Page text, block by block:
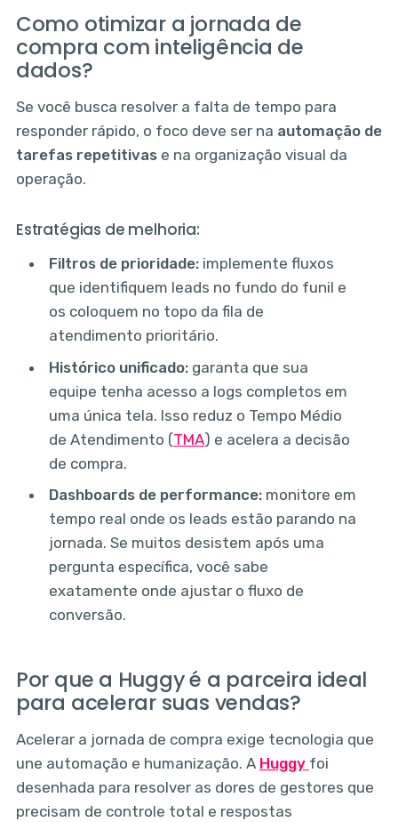
Como otimizar a jornada de
compra com inteligência de
dados?
Se você busca resolver a falta de tempo para
responder rápido, o foco deve ser na automação de
tarefas repetitivase na organização visual da
operação.
Estratégias de melhoria:
Filtros de prioridade: implemente fluxos
que identifiquem leads no fundo do funil e
os coloquem no topo da fila de
atendimento prioritário.
Histórico unificado: garanta que sua
equipe tenha acesso a logs completos em
uma única tela. Isso reduz o Tempo Médio
de Atendimento (TMA) e acelera a decisão
de compra.
Dashboards de performance: monitore em
tempo real onde os leads estão parando na
jornada. Se muitos desistem após uma
pergunta específica, você sabe
exatamente onde ajustar o fluxo de
conversão.
Por que a Huggy é a parceira ideal
para acelerar suas vendas?
Acelerar a jornada de compra exige tecnologia que
une automação e humanização. A Huggy foi
desenhada para resolver as dores de gestores que
precisam de controle total e respostas